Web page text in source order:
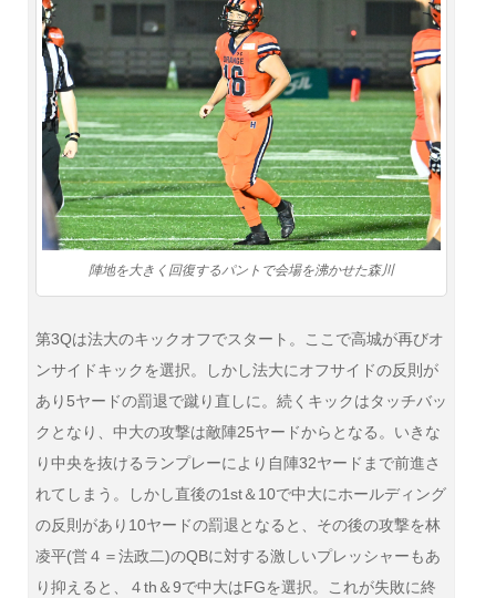
陣地を大きく回復するパントで会場を沸かせた森川
第3Qは法大のキックオフでスタート。ここで高城が再びオ
ンサイドキックを選択。しかし法大にオフサイドの反則が
あり5ヤードの罰退で蹴り直しに。続くキックはタッチバッ
クとなり、中大の攻撃は敵陣25ヤードからとなる。いきな
り中央を抜けるランプレーにより自陣32ヤードまで前進さ
れてしまう。しかし直後の1st＆10で中大にホールディング
の反則があり10ヤードの罰退となると、その後の攻撃を林
凌平(営４＝法政二)のQBに対する激しいプレッシャーもあ
り抑えると、４th＆9で中大はFGを選択。これが失敗に終